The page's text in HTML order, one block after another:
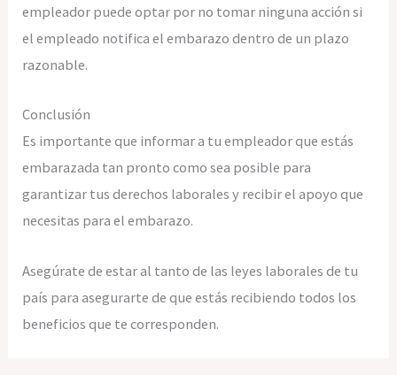
empleador puede optar por no tomar ninguna acción si
el empleado notifica el embarazo dentro de un plazo
razonable.
Conclusión
Es importante que informar a tu empleador que estás
embarazada tan pronto como sea posible para
garantizar tus derechos laborales y recibir el apoyo que
necesitas para el embarazo.
Asegúrate de estar al tanto de las leyes laborales de tu
país para asegurarte de que estás recibiendo todos los
beneficios que te corresponden.